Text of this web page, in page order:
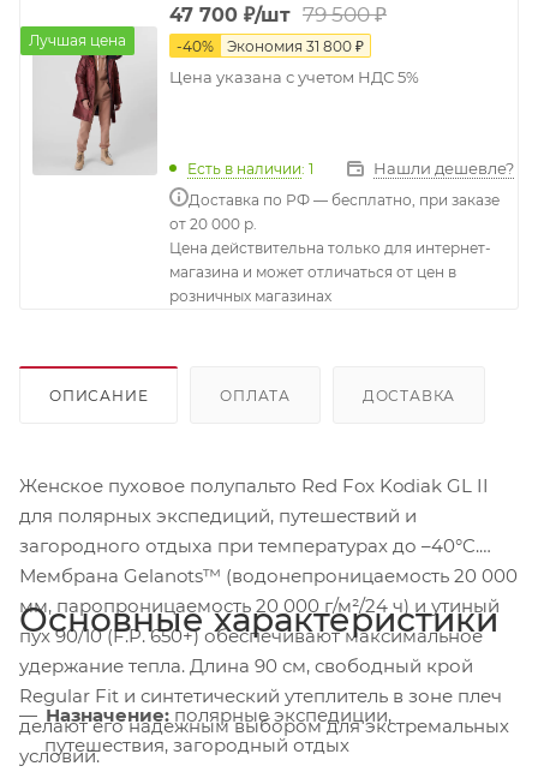
Лучшая цена
47 700 ₽/шт 79 500₽
-40% Экономия 31 800 ₽
Цена указана с учетом НДС 5%
Есть в наличии: 1 Нашли дешевле?
Доставка по РФ — бесплатно, при заказе
от 20 000 р.
Цена действительна только для интернет-
магазина и может отличаться от цен в
розничных магазинах
ОПИСАНИЕ ОПЛАТА ДОСТАВКА
Женское пуховое полупальто Red Fox Kodiak GL II
для полярных экспедиций, путешествий и
загородного отдыха при температурах до –40°C.
Мембрана Gelanots™ (водонепроницаемость 20 000
мм, паропроницаемость 20 000 г/м²/24 ч) и утиный
пух 90/10 (F.P. 650+) обеспечивают максимальное
удержание тепла. Длина 90 см, свободный крой
Regular Fit и синтетический утеплитель в зоне плеч
делают его надежным выбором для экстремальных
условий.
Основные характеристики
Назначение: полярные экспедиции,
путешествия, загородный отдых